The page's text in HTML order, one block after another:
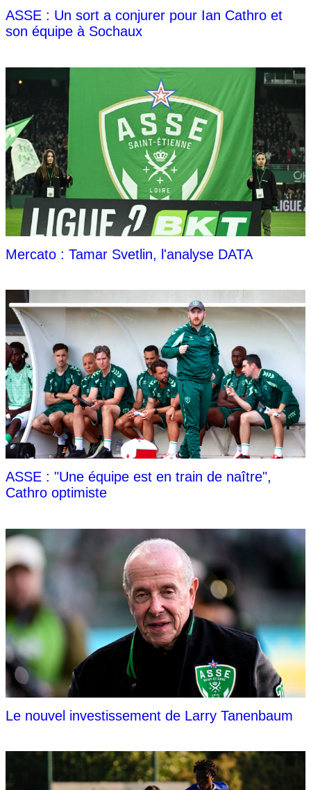
ASSE : Un sort a conjurer pour Ian Cathro et
son équipe à Sochaux
Mercato : Tamar Svetlin, l'analyse DATA
ASSE : "Une équipe est en train de naître",
Cathro optimiste
Le nouvel investissement de Larry Tanenbaum